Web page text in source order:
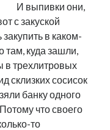
И выпивки они,
с закуской
в каком-
там, куда зашли,
в трехлитровых
склизких сосисок
банку одного
что своего
то